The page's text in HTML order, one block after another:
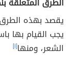
يقصد بهذه
يجب القيام بها
الشعر، ومنها[١]